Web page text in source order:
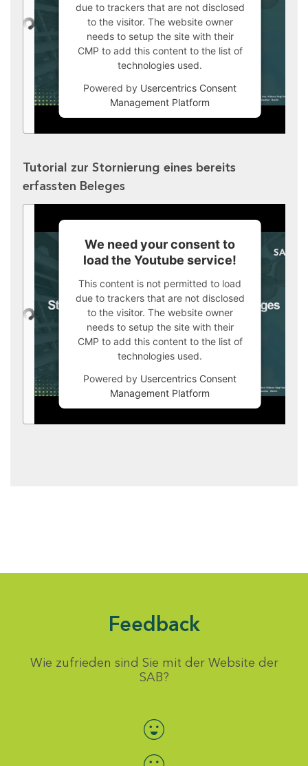
due to trackers that are not disclosed
to the visitor. The website owner
needs to setup the site with their
CMP to add this content to the list of
technologies used.
Powered by Usercentrics Consent
Management Platform
Tutorial zur Stornierung eines bereits
erfassten Beleges
We need your consent to
load the Youtube service!
This content is not permitted to load
due to trackers that are not disclosed
to the visitor. The website owner
needs to setup the site with their
CMP to add this content to the list of
technologies used.
Powered by Usercentrics Consent
Management Platform
Feedback
Wie zufrieden sind Sie mit der Website der
SAB?
Bewertung auswählen